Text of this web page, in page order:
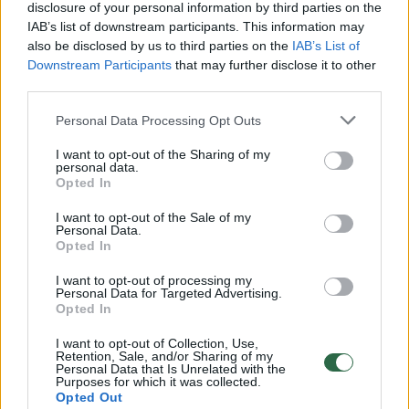
disclosure of your personal information by third parties on the
IAB’s list of downstream participants. This information may
also be disclosed by us to third parties on the IAB’s List of
Downstream Participants that may further disclose it to other
Personal Data Processing Opt Outs
I want to opt-out of the Sharing of my
personal data.
Opted In
I want to opt-out of the Sale of my
Personal Data.
Opted In
I want to opt-out of processing my
Personal Data for Targeted Advertising.
Opted In
I want to opt-out of Collection, Use,
Retention, Sale, and/or Sharing of my
Personal Data that Is Unrelated with the
Purposes for which it was collected.
Opted Out
00:00:30
Vaizdai iš tragiškos avarijos Vilniaus r.: dviejų moterų ir
vaiko gyvybių išgelbėti nepavyko
Žinios | Lietuvos diena
00:00:57
Savaitės vidurys nusimato karštas: temperatūra kils iki
32 laipsnių šilumos
Žinios | Orai
V. Zalužno pasisakymą laiko bandymu įsitvirtinti
Laidos | Nauja diena
00:05:25
K. Prunskienės brolis prisiminė jaudinančią akimirką
prieš mirtį: „Tai buvo simbolinis mūsų pagerbimo